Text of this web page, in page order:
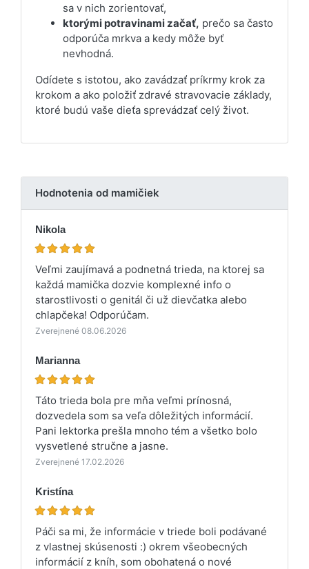
sa v nich zorientovať,
ktorými potravinami začať, prečo sa často
odporúča mrkva a kedy môže byť
nevhodná.
Odídete s istotou, ako zavádzať príkrmy krok za
krokom a ako položiť zdravé stravovacie základy,
ktoré budú vaše dieťa sprevádzať celý život.
Hodnotenia od mamičiek
Nikola
Veľmi zaujímavá a podnetná trieda, na ktorej sa
každá mamička dozvie komplexné info o
starostlivosti o genitál či už dievčatka alebo
chlapčeka! Odporúčam.
Zverejnené 08.06.2026
Marianna
Táto trieda bola pre mňa veľmi prínosná,
dozvedela som sa veľa dôležitých informácií.
Pani lektorka prešla mnoho tém a všetko bolo
vysvetlené stručne a jasne.
Zverejnené 17.02.2026
Kristína
Páči sa mi, že informácie v triede boli podávané
z vlastnej skúsenosti :) okrem všeobecných
informácií z kníh, som obohatená o nové